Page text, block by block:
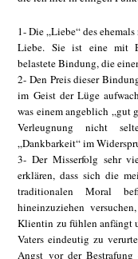
1- Die „Liebe“ des
Liebe. Sie ist eine mit
belastete Bindung, die
2- Den Preis dieser
im Geist der Lüge
was einem angeblich „gut
Verleugnung nicht
„Dankbarkeit“ im
3- Der Misserfolg sehr
erklären, dass sich die
traditionalen Moral
hineinzuziehen
Klientin zu fühlen anfängt
Vaters eindeutig zu
Angst vor der